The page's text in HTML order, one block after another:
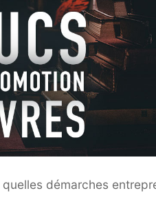
démarches